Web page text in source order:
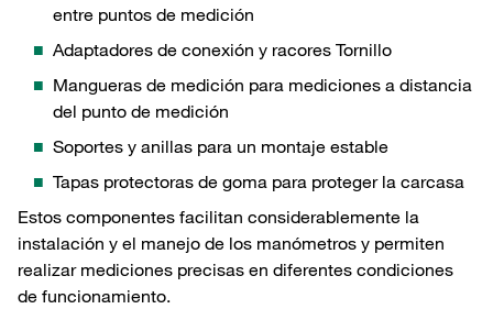
entre puntos de medición
Adaptadores de conexión y racores Tornillo
Mangueras de medición para mediciones a distancia
del punto de medición
Soportes y anillas para un montaje estable
Tapas protectoras de goma para proteger la carcasa
Estos componentes facilitan considerablemente la
instalación y el manejo de los manómetros y permiten
realizar mediciones precisas en diferentes condiciones
de funcionamiento.